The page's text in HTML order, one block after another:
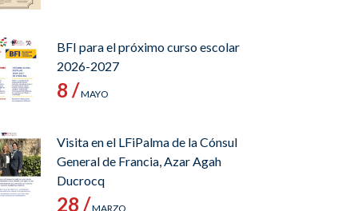
BFI para el próximo curso escolar
2026-2027
8 /MAYO
Visita en el LFiPalma de la Cónsul
General de Francia, Azar Agah
Ducrocq
28 /MARZO